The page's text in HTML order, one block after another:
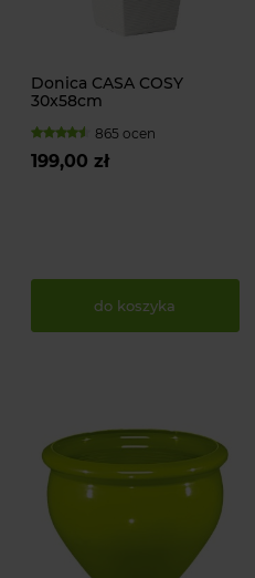
Donica CASA COSY
30x58cm
865 ocen
199,00 zł
do koszyka